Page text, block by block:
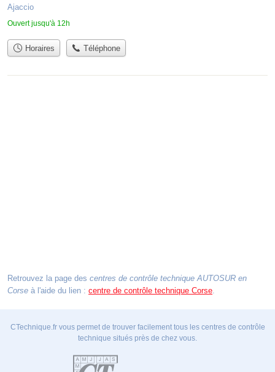
Ajaccio
Ouvert jusqu'à 12h
Horaires Téléphone
Retrouvez la page des centres de contrôle technique AUTOSUR en
Corse à l'aide du lien : centre de contrôle technique Corse.
CTechnique.fr vous permet de trouver facilement tous les centres de contrôle
technique situés près de chez vous.